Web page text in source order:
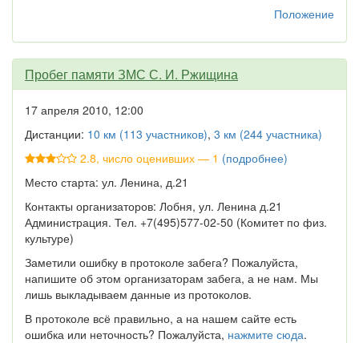
Положение
Пробег памяти ЗМС С. И. Ржищина
17 апреля 2010, 12:00
Дистанции: 10 км (113 участников), 3 км (244 участника)
2.8, число оценивших — 1 (подробнее)
Место старта: ул. Ленина, д.21
Контакты организаторов: Лобня, ул. Ленина д.21
Администрация. Тел. +7(495)577-02-50 (Комитет по физ.
культуре)
Заметили ошибку в протоколе забега? Пожалуйста,
напишите об этом организаторам забега, а не нам. Мы
лишь выкладываем данные из протоколов.
В протоколе всё правильно, а на нашем сайте есть
ошибка или неточность? Пожалуйста, нажмите сюда.